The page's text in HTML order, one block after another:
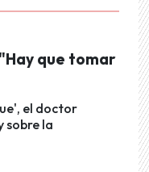
que tomar
el doctor
sobre la